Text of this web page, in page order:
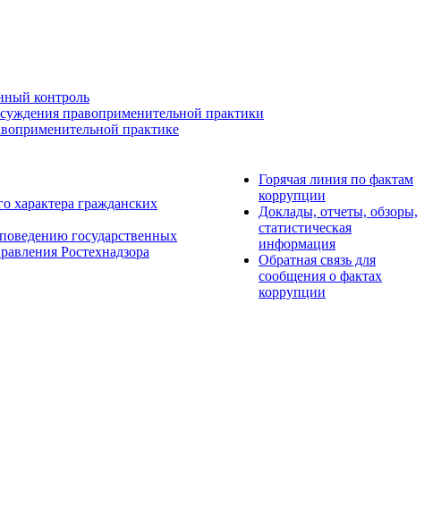
контроль
правоприменительной практики
практике
характера гражданских
государственных
Ростехнадзора
Горячая линия по фактам
коррупции
Доклады, отчеты, обзоры,
статистическая
информация
Обратная связь для
сообщения о фактах
коррупции